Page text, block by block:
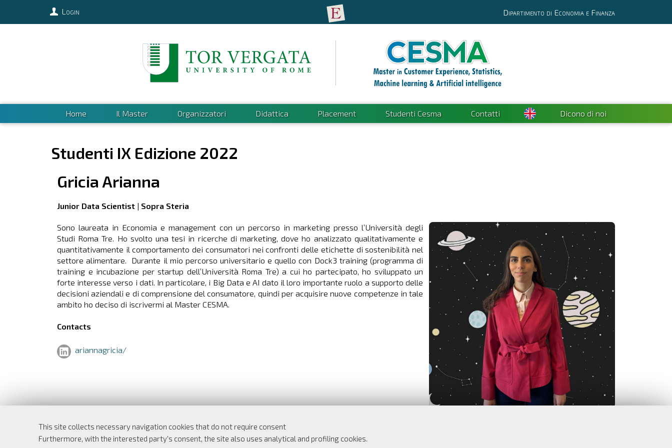
This site collects necessary navigation cookies that do not require consent
Furthermore, with the interested party's consent, the site also uses analytical and profiling cookies.
Dipartimento di Economia e Finanza
Login
Home Il Master Organizzatori Didattica Placement Studenti Cesma Contatti Dicono di noi
Studenti IX Edizione 2022
Gricia Arianna
Junior Data Scientist | Sopra Steria
Sono laureata in Economia e management con un percorso in marketing presso l’Università degli
Studi Roma Tre. Ho svolto una tesi in ricerche di marketing, dove ho analizzato qualitativamente e
quantitativamente il comportamento dei consumatori nei confronti delle etichette di sostenibilità nel
settore alimentare. Durante il mio percorso universitario e quello con Dock3 training (programma di
training e incubazione per startup dell’Università Roma Tre) a cui ho partecipato, ho sviluppato un
forte interesse verso i dati. In particolare, i Big Data e AI dato il loro importante ruolo a supporto delle
decisioni aziendali e di comprensione del consumatore, quindi per acquisire nuove competenze in tale
ambito ho deciso di iscrivermi al Master CESMA.
Contacts
ariannagricia/
Dipartimento di Economia e Finanza